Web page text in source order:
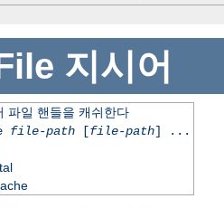
지시어
파일 핸들을 캐쉬한다
file-path[file-path] ...